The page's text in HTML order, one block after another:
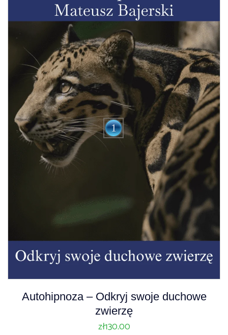
A
u
d
Autohipnoza – Odkryj swoje duchowe
zwierzę
zł130.00